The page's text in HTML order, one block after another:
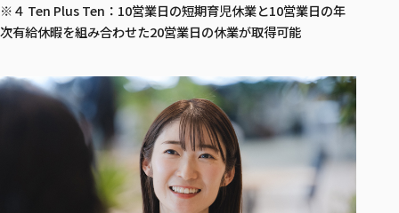
※４ Ten Plus Ten：10営業日の短期育児休業と10営業日の年
次有給休暇を組み合わせた20営業日の休業が取得可能